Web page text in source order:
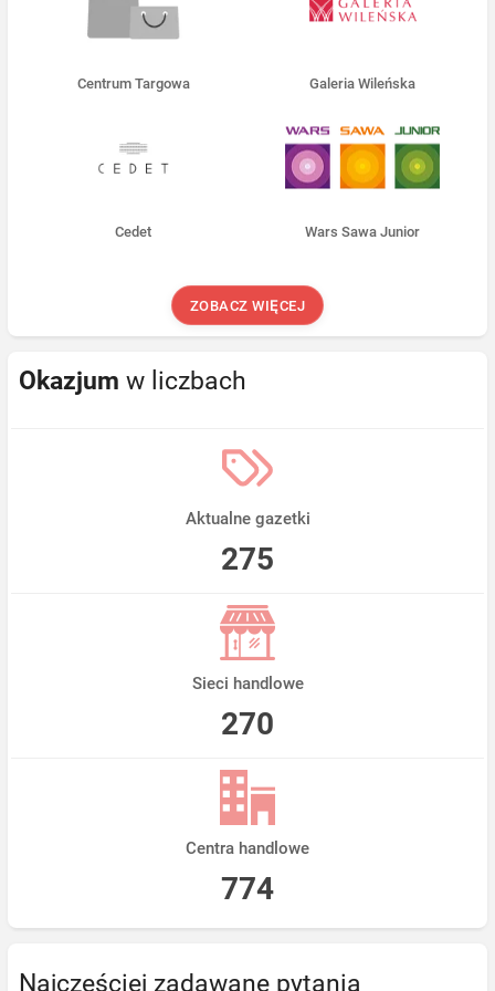
Centrum Targowa Galeria Wileńska
Cedet Wars Sawa Junior
ZOBACZ WIĘCEJ
Okazjum w liczbach
Aktualne gazetki
275
Sieci handlowe
270
Centra handlowe
774
Najczęściej zadawane pytania